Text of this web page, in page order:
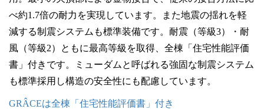
べ約1.7倍の耐力を実現しています。また地震の揺れを軽
減する制震システムも標準装備です。耐震（等級3）・耐
風（等級2）ともに最高等級を取得、全棟「住宅性能評価
書」付きです。ミューダムと呼ばれる強固な制震システム
も標準採用し構造の安全性にも配慮しています。
GRÂCEは全棟「住宅性能評価書」付き